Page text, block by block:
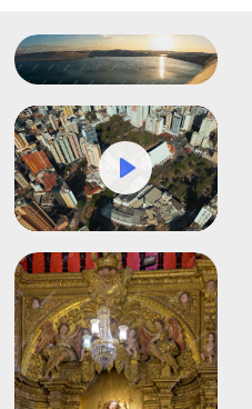
Mute Settings
Play